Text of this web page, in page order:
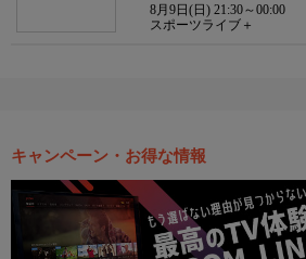
8月9日(日) 21:30～00:00
スポーツライブ＋
キャンペーン・お得な情報